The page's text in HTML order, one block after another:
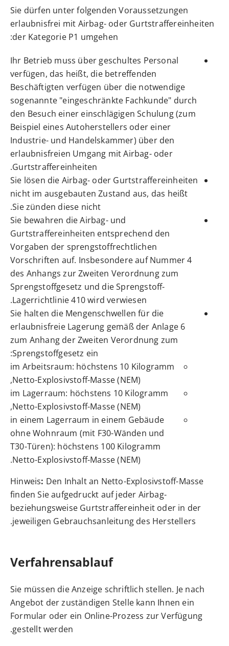
Sie dürfen unter folgenden Voraussetzungen
erlaubnisfrei mit Airbag- oder Gurtstraffereinheiten
der Kategorie P1 umgehen:
Ihr Betrieb muss über geschultes Personal
verfügen, das heißt, die betreffenden
Beschäftigten verfügen über die notwendige
sogenannte "eingeschränkte Fachkunde" durch
den Besuch einer einschlägigen Schulung (zum
Beispiel eines Autoherstellers oder einer
Industrie- und Handelskammer) über den
erlaubnisfreien Umgang mit Airbag- oder
Gurtstraffereinheiten.
Sie lösen die Airbag- oder Gurtstraffereinheiten
nicht im ausgebauten Zustand aus, das heißt
Sie zünden diese nicht.
Sie bewahren die Airbag- und
Gurtstraffereinheiten entsprechend den
Vorgaben der sprengstoffrechtlichen
Vorschriften auf. Insbesondere auf Nummer 4
des Anhangs zur Zweiten Verordnung zum
Sprengstoffgesetz und die Sprengstoff-
Lagerrichtlinie 410 wird verwiesen.
Sie halten die Mengenschwellen für die
erlaubnisfreie Lagerung gemäß der Anlage 6
zum Anhang der Zweiten Verordnung zum
Sprengstoffgesetz ein
:
im Arbeitsraum: höchstens 10 Kilogramm
Netto-Explosivstoff-Masse (NEM),
im Lagerraum: höchstens 10 Kilogramm
Netto-Explosivstoff-Masse (NEM),
in einem Lagerraum in einem Gebäude
ohne Wohnraum (mit F30-Wänden und
T30-Türen): höchstens 100 Kilogramm
Netto-Explosivstoff-Masse (NEM).
Hinweis: Den Inhalt an Netto-Explosivstoff-Masse
finden Sie aufgedruckt auf jeder Airbag-
beziehungsweise Gurtstraffereinheit oder in der
jeweiligen Gebrauchsanleitung des Herstellers.
Verfahrensablauf
Sie müssen die Anzeige schriftlich stellen. Je nach
Angebot der zuständigen Stelle kann Ihnen ein
Formular oder ein Online-Prozess zur Verfügung
gestellt werden.